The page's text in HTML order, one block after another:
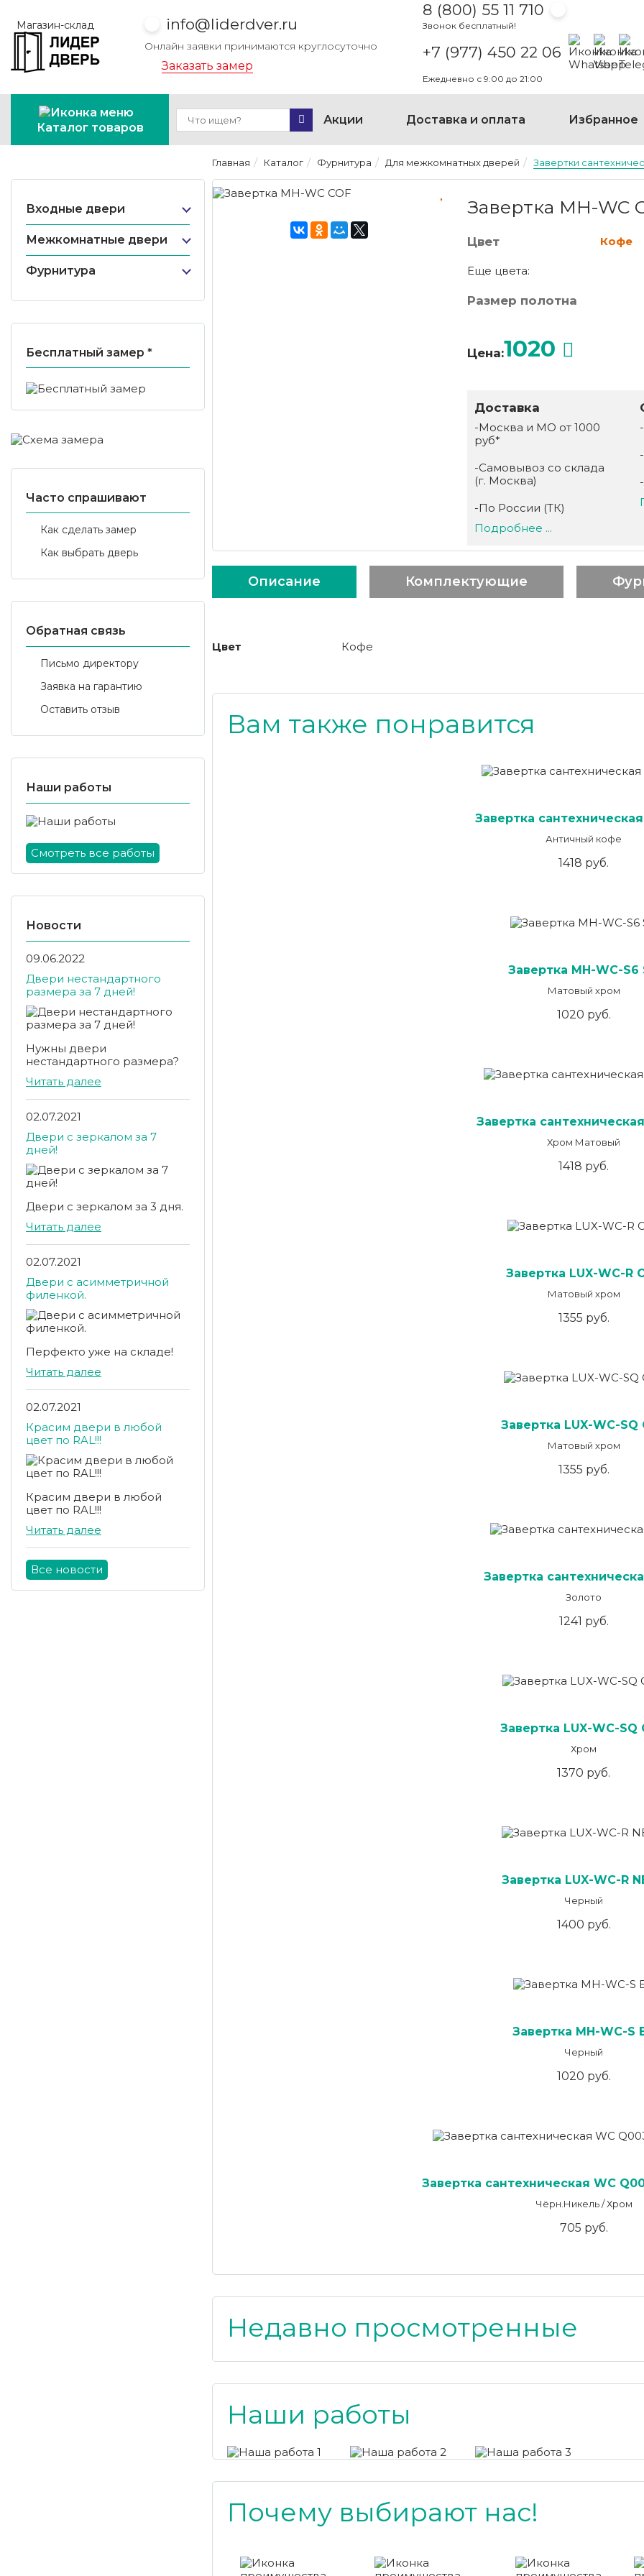
Магазин-склад info@liderdver.ru
Онлайн заявки принимаются круглосуточно
Заказать замер
8 (800) 55 11 710
Звонок бесплатный!
+7 (977) 450 22 06
Написать на
Ежедневно с 9:00 до 21:00
Каталог товаров
Акции Доставка и оплата Избранное
Входные двери
Межкомнатные двери
Фурнитура
Бесплатный замер *
Часто спрашивают
Как сделать замер
Как выбрать дверь
Обратная связь
Письмо директору
Заявка на гарантию
Оставить отзыв
Наши работы
Смотреть все работы
Новости
09.06.2022
Двери нестандартного
размера за 7 дней!
Нужны двери
нестандартного размера?
Читать далее
02.07.2021
Двери с зеркалом за 7
дней!
Двери с зеркалом за 3 дня.
Читать далее
02.07.2021
Двери с асимметричной
филенкой.
Перфекто уже на складе!
Читать далее
02.07.2021
Красим двери в любой
цвет по RAL!!!
Красим двери в любой
цвет по RAL!!!
Читать далее
Все новости
Главная Каталог Фурнитура Для межкомнатных дверей Завертки
Завертка MH-WC
Цвет Кофе
Еще цвета:
Размер полотна
Цена:1020
Доставка
-Москва и МО от 1000
руб*
-Самовывоз со склада
(г. Москва)
-По России (ТК)
Подробнее ...
Описание Комплектующие
Цвет Кофе
Вам также понравится
Завертка сантехническая
Античный кофе
1418 руб.
Завертка MH-WC-S6
Матовый хром
1020 руб.
Завертка
Хром Матовый
1418 руб.
Завертка LUX-WC-R
Матовый хром
1355 руб.
Завертка LUX-WC-SQ
Матовый хром
1355 руб.
Завертка
Золото
1241 руб.
Завертка LUX-WC-SQ
Хром
1370 руб.
Завертка LUX-WC-R
Черный
1400 руб.
Завертка MH-WC-S
Черный
1020 руб.
Завертка сантехническая WC
Чёрн.Никель / Хром
705 руб.
Недавно просмотренные
Наши работы
Почему выбирают нас!